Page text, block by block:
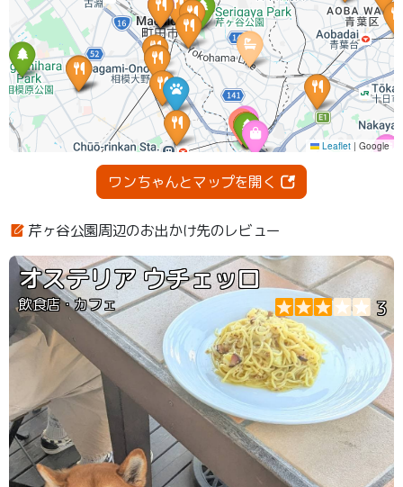
ワンちゃんとマップを開く
芹ヶ谷公園周辺のお出かけ先のレビュー
オステリア ウチェッロ
飲食店・カフェ 3